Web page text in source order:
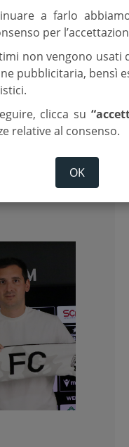
di noi”
a farlo
per
non vengono usati
pubblicitaria, bensì
clicca su
relative al consenso.
OK